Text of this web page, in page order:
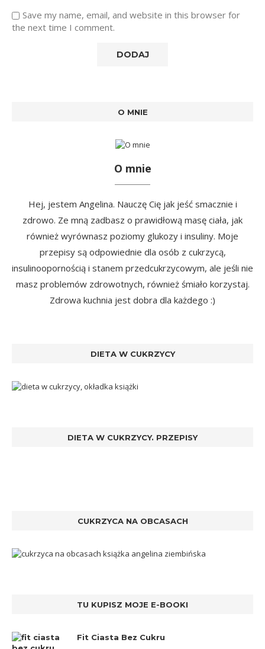
Save my name, email, and website in this browser for
the next time I comment.
O MNIE
O mnie
Hej, jestem Angelina. Nauczę Cię jak jeść smacznie i
zdrowo. Ze mną zadbasz o prawidłową masę ciała, jak
również wyrównasz poziomy glukozy i insuliny. Moje
przepisy są odpowiednie dla osób z cukrzycą,
insulinoopornością i stanem przedcukrzycowym, ale jeśli nie
masz problemów zdrowotnych, również śmiało korzystaj.
Zdrowa kuchnia jest dobra dla każdego :)
DIETA W CUKRZYCY
DIETA W CUKRZYCY. PRZEPISY
CUKRZYCA NA OBCASACH
TU KUPISZ MOJE E-BOOKI
Fit Ciasta Bez Cukru